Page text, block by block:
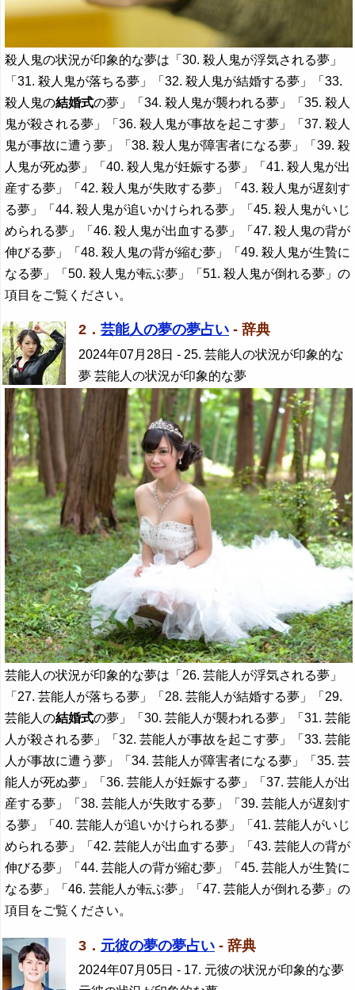
殺人鬼の状況が印象的な夢は「30. 殺人鬼が浮気される夢」
「31. 殺人鬼が落ちる夢」「32. 殺人鬼が結婚する夢」「33.
殺人鬼の結婚式の夢」「34. 殺人鬼が襲われる夢」「35. 殺人
鬼が殺される夢」「36. 殺人鬼が事故を起こす夢」「37. 殺人
鬼が事故に遭う夢」「38. 殺人鬼が障害者になる夢」「39. 殺
人鬼が死ぬ夢」「40. 殺人鬼が妊娠する夢」「41. 殺人鬼が出
産する夢」「42. 殺人鬼が失敗する夢」「43. 殺人鬼が遅刻す
る夢」「44. 殺人鬼が追いかけられる夢」「45. 殺人鬼がいじ
められる夢」「46. 殺人鬼が出血する夢」「47. 殺人鬼の背が
伸びる夢」「48. 殺人鬼の背が縮む夢」「49. 殺人鬼が生贄に
なる夢」「50. 殺人鬼が転ぶ夢」「51. 殺人鬼が倒れる夢」の
項目をご覧ください。
2． 芸能人の夢の夢占い - 辞典
2024年07月28日 - 25. 芸能人の状況が印象的な
夢 芸能人の状況が印象的な夢
芸能人の状況が印象的な夢は「26. 芸能人が浮気される夢」
「27. 芸能人が落ちる夢」「28. 芸能人が結婚する夢」「29.
芸能人の結婚式の夢」「30. 芸能人が襲われる夢」「31. 芸能
人が殺される夢」「32. 芸能人が事故を起こす夢」「33. 芸能
人が事故に遭う夢」「34. 芸能人が障害者になる夢」「35. 芸
能人が死ぬ夢」「36. 芸能人が妊娠する夢」「37. 芸能人が出
産する夢」「38. 芸能人が失敗する夢」「39. 芸能人が遅刻す
る夢」「40. 芸能人が追いかけられる夢」「41. 芸能人がいじ
められる夢」「42. 芸能人が出血する夢」「43. 芸能人の背が
伸びる夢」「44. 芸能人の背が縮む夢」「45. 芸能人が生贄に
なる夢」「46. 芸能人が転ぶ夢」「47. 芸能人が倒れる夢」の
項目をご覧ください。
3． 元彼の夢の夢占い - 辞典
2024年07月05日 - 17. 元彼の状況が印象的な夢